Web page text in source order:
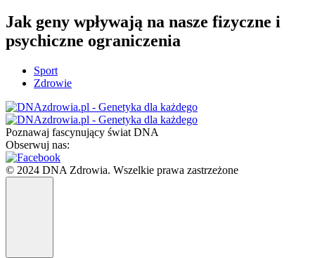
Jak geny wpływają na nasze fizyczne i
psychiczne ograniczenia
Sport
Zdrowie
Poznawaj fascynujący świat DNA
Obserwuj nas:
© 2024 DNA Zdrowia. Wszelkie prawa zastrzeżone